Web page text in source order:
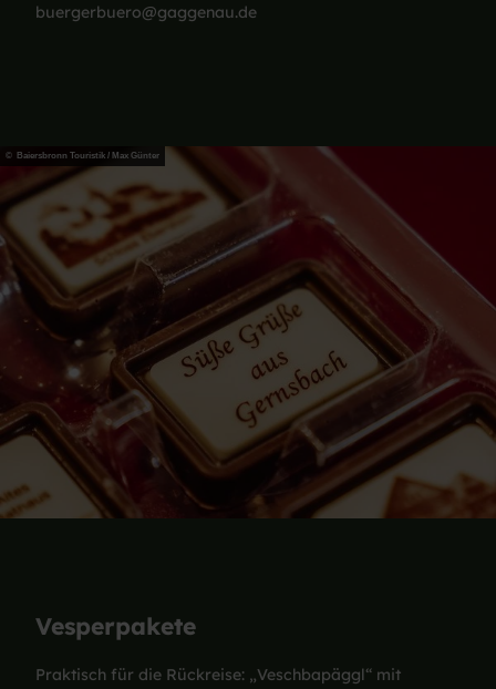
buergerbuero@gaggenau.de
© Baiersbronn Touristik / Max Günter
Vesperpakete
Praktisch für die Rückreise: „Veschbapäggl“ mit